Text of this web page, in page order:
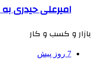
امیرعلی حیدری به
بازار و کسب و کار
7 روز پیش